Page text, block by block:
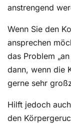
anstrengend
Wenn Sie den
ansprechen
das Problem
dann, wenn die
gerne sehr
Hilft jedoch
den